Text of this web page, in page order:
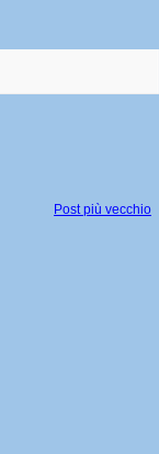
Post più vecchio